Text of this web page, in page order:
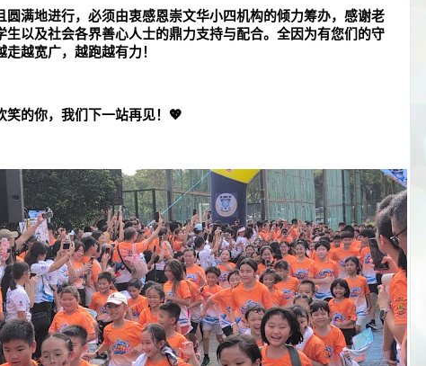
圆满地进行，必须由衷感恩崇文华小四机构的倾力筹办，感谢老
生以及社会各界善心人士的鼎力支持与配合。全因为有您们的守
越宽广，越跑越有力！
的你，我们下一站再见！ 💖